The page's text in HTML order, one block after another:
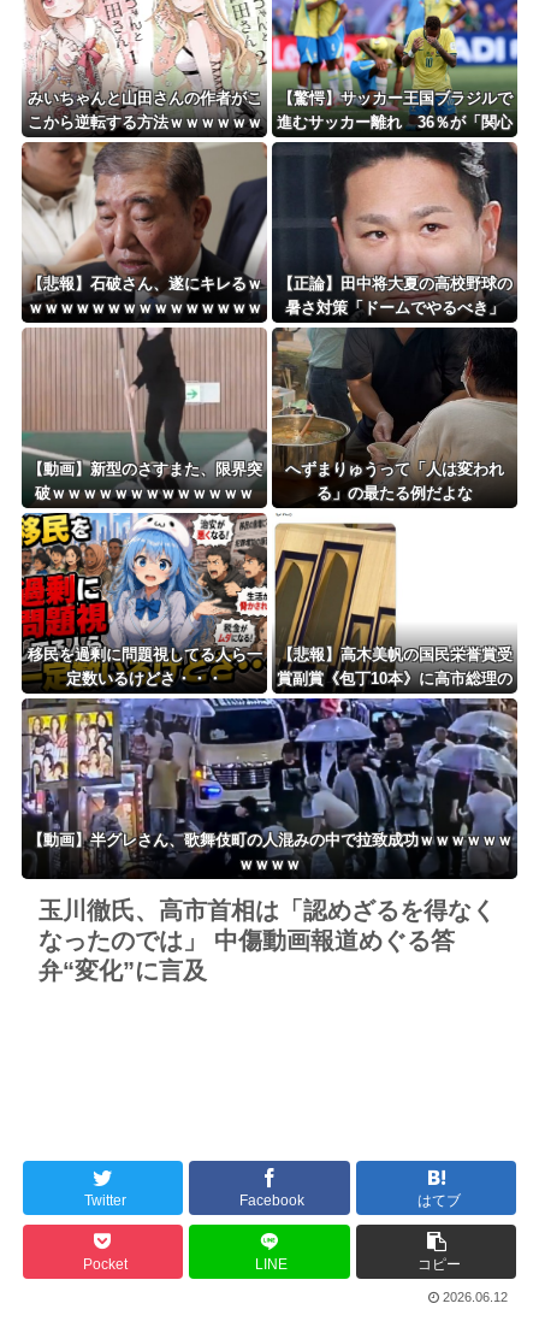
8/4のニュース
日本旅行キャンセルすべきか…1万年ぶり史上最大級の火山の兆し＝韓国の反応
更新中止のお知らせ
海外「おめでとうタキ！」リヴァプール南野がバースデーゴール！！
Powered by livedoor 相互RSS
みいちゃんと山田さんの作者がこ
こから逆転する方法ｗｗｗｗｗｗ
ｗｗｗｗｗｗｗｗ
【驚愕】サッカー王国ブラジルで
進むサッカー離れ 36％が「関心
なし」
【悲報】石破さん、遂にキレるｗ
ｗｗｗｗｗｗｗｗｗｗｗｗｗｗｗ
ｗｗ
【正論】田中将大夏の高校野球の
暑さ対策「ドームでやるべき」
【動画】新型のさすまた、限界突
破ｗｗｗｗｗｗｗｗｗｗｗｗｗ
へずまりゅうって「人は変われ
る」の最たる例だよな
移民を過剰に問題視してる人ら一
定数いるけどさ・・・
【悲報】高木美帆の国民栄誉賞受
賞副賞《包丁10本》に高市総理の
名前も刻印ｗｗｗｗｗｗｗｗｗ
【動画】半グレさん、歌舞伎町の人混みの中で拉致成功ｗｗｗｗｗｗ
ｗｗｗｗ
玉川徹氏、高市首相は「認めざるを得なく
なったのでは」 中傷動画報道めぐる答
弁“変化”に言及
Twitter Facebook はてブ
Pocket LINE コピー
2026.06.12